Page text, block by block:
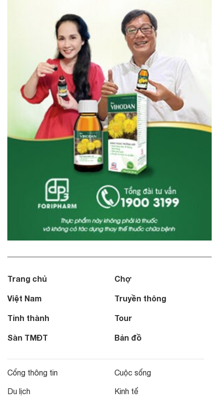
Trang chủ
Việt Nam
Tỉnh thành
Sàn TMĐT
Chợ
Truyền thông
Tour
Bản đồ
Cổng thông tin
Du lịch
Cuộc sống
Kinh tế